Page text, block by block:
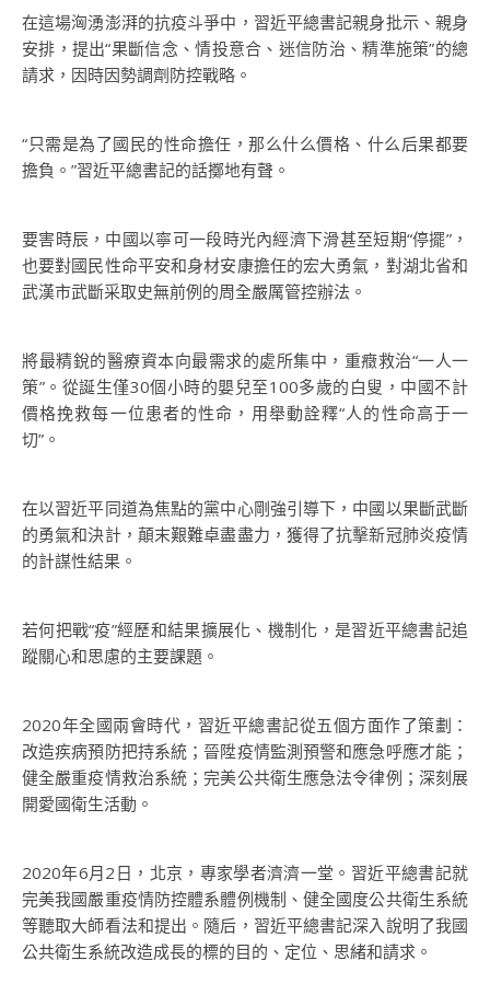
在這場洶湧澎湃的抗疫斗爭中，習近平總書記親身批示、親身
安排，提出“果斷信念、情投意合、迷信防治、精準施策”的總
請求，因時因勢調劑防控戰略。
“只需是為了國民的性命擔任，那么什么價格、什么后果都要
擔負。”習近平總書記的話擲地有聲。
要害時辰，中國以寧可一段時光內經濟下滑甚至短期“停擺”，
也要對國民性命平安和身材安康擔任的宏大勇氣，對湖北省和
武漢市武斷采取史無前例的周全嚴厲管控辦法。
將最精銳的醫療資本向最需求的處所集中，重癥救治“一人一
策”。從誕生僅30個小時的嬰兒至100多歲的白叟，中國不計
價格挽救每一位患者的性命，用舉動詮釋“人的性命高于一
切”。
在以習近平同道為焦點的黨中心剛強引導下，中國以果斷武斷
的勇氣和決計，顛末艱難卓盡盡力，獲得了抗擊新冠肺炎疫情
的計謀性結果。
若何把戰“疫”經歷和結果擴展化、機制化，是習近平總書記追
蹤關心和思慮的主要課題。
2020年全國兩會時代，習近平總書記從五個方面作了策劃：
改造疾病預防把持系統；晉陞疫情監測預警和應急呼應才能；
健全嚴重疫情救治系統；完美公共衛生應急法令律例；深刻展
開愛國衛生活動。
2020年6月2日，北京，專家學者濟濟一堂。習近平總書記就
完美我國嚴重疫情防控體系體例機制、健全國度公共衛生系統
等聽取大師看法和提出。隨后，習近平總書記深入說明了我國
公共衛生系統改造成長的標的目的、定位、思緒和請求。